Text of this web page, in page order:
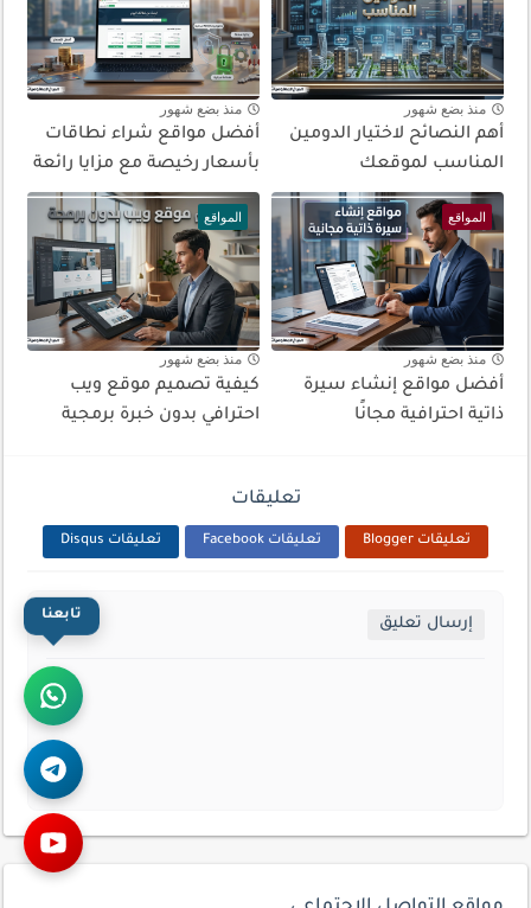
منذ بضع شهور
أهم النصائح لاختيار الدومين
المناسب لموقعك
منذ بضع شهور
أفضل مواقع شراء نطاقات
بأسعار رخيصة مع مزايا رائعة
المواقع
منذ بضع شهور
أفضل مواقع إنشاء سيرة
ذاتية احترافية مجانًا
المواقع
منذ بضع شهور
كيفية تصميم موقع ويب
احترافي بدون خبرة برمجية
تعليقات
تعليقات Blogger تعليقات Facebook تعليقات Disqus
إرسال تعليق تابعنا